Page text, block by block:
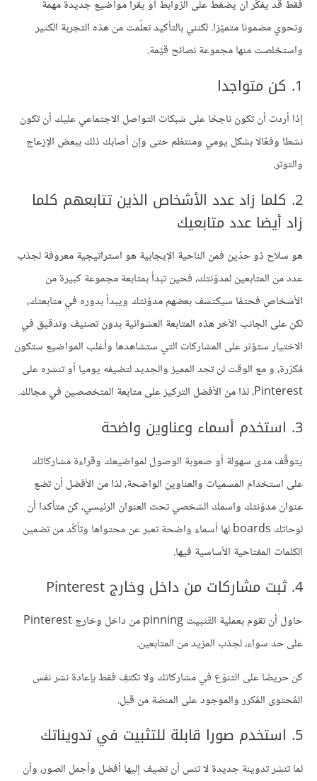
فقط قد يفكّر أن يضغط على الرّوابط أو يقرأ مواضيع جديدة مهمة
وتحوي مضمونا متميّزا. لكنني بالتأكيد تعلّمت من هذه التجربة الكثير
واستخلصت منها مجموعة نصائح قيّمة.
1. كن متواجدا
إذا أردت أن تكون ناجحًا على شبكات التواصل الاجتماعي عليك أن تكون
نشطا وفعّالا بشكل يومي ومنتظم حتى وإن أصابك ذلك ببعض الإزعاج
والتوتر.
2. كلما زاد عدد الأشخاص الذين تتابعهم كلما
زاد أيضا عدد متابعيك
هو سلاح ذو حدّين فمن الناحية الإيجابية هو استراتيجية معروفة لجذب
عدد من المتابعين لمدوّنتك، فحين تبدأ بمتابعة مجموعة كبيرة من
الأشخاص فحتمًا سيكتشف بعضهم مدوّنتك ويبدأ بدوره في متابعتك،
لكن على الجانب الآخر هذه المتابعة العشوائية بدون تصنيف وتدقيق في
الاختيار ستؤثر على المشاركات التي ستشاهدها وأغلب المواضيع ستكون
مُكرّرة، و مع الوقت لن تجد المميز والجديد لتضيفه يوميا أو تنشره على
Pinterest، لذا من الأفضل التركيز على متابعة المتخصصين في مجالك.
3. استخدم أسماء وعناوين واضحة
يتوقّف مدى سهولة أو صعوبة الوصول لمواضيعك وقراءة مشاركاتك
على استخدام المسميات والعناوين الواضحة، لذا من الأفضل أن تضع
عنوان مدوّنتك واسمك الشخصي تحت العنوان الرئيسي، كن متأكدا أن
لوحاتك boards لها أسماء واضحة تعبر عن محتواها وتأكّد من تضمين
الكلمات المفتاحية الأساسية فيها.
4. ثبت مشاركات من داخل وخارج Pinterest
حاول أن تقوم بعملية التّثبيت pinning من داخل وخارج Pinterest
على حد سواء، لجذب المزيد من المتابعين.
كن حريصًا على التنوّع في مشاركاتك ولا تكتفِ فقط بإعادة نشر نفس
المُحتوى المُكرر والموجود على المنصّة من قبل.
5. استخدم صورا قابلة للتثبيت في تدويناتك
لما تنشر تدوينة جديدة لا تنس أن تضيف إليها أفضل وأجمل الصور، وأن